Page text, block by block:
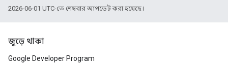
2026-06-01 UTC-তে শেষবার আপডেট করা হয়েছে।
জুড়ে থাকা
Google Developer Program